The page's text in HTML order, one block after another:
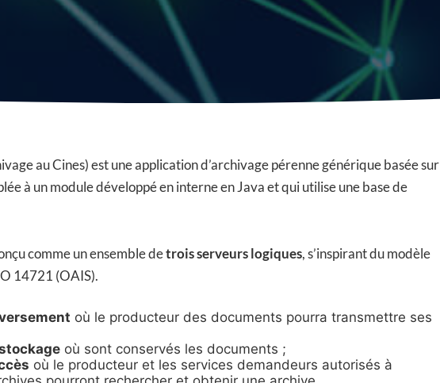
au Cines) est une application d’archivage pérenne générique basée sur
à un module développé en interne en Java et qui utilise une base de
comme un ensemble detrois serveurs logiques, s’inspirant du modèle
14721 (OAIS).
où le producteur des documents pourra transmettre ses
où sont conservés les documents ;
où le producteur et les services demandeurs autorisés à